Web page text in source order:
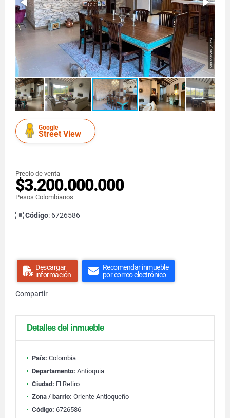
Google
Street View
Precio de venta
$3.200.000.000
Pesos Colombianos
Código: 6726586
Descargar
información
Recomendar inmueble
por correo electrónico
Compartir
Detalles del inmueble
País: Colombia
Departamento: Antioquia
Ciudad: El Retiro
Zona / barrio: Oriente Antioqueño
Código: 6726586